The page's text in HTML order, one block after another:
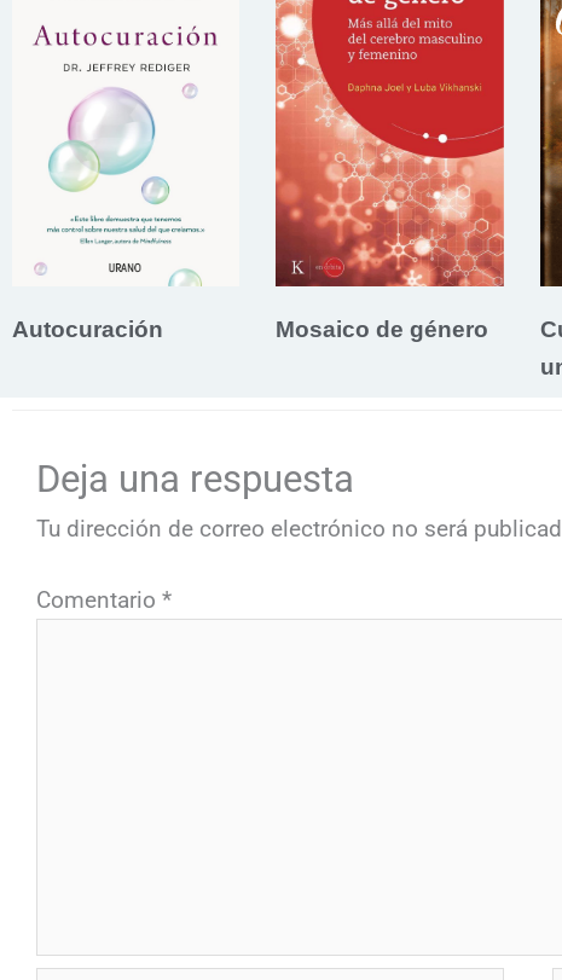
Autocuración Mosaico de género
Deja una respuesta
Tu dirección de correo electrónico no será
Comentario *